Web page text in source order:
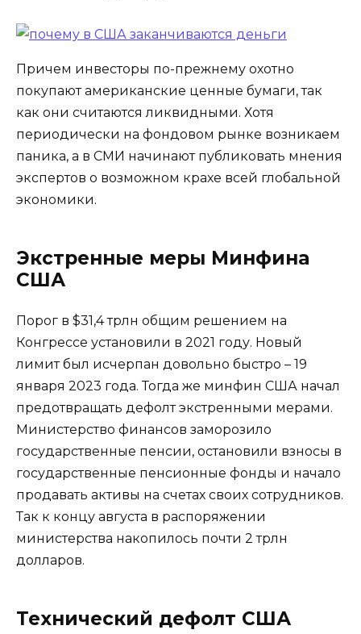
Причем инвесторы по-прежнему охотно
покупают американские ценные бумаги, так
как они считаются ликвидными. Хотя
периодически на фондовом рынке возникаем
паника, а в СМИ начинают публиковать мнения
экспертов о возможном крахе всей глобальной
экономики.
Экстренные меры Минфина
США
Порог в $31,4 трлн общим решением на
Конгрессе установили в 2021 году. Новый
лимит был исчерпан довольно быстро – 19
января 2023 года. Тогда же минфин США начал
предотвращать дефолт экстренными мерами.
Министерство финансов заморозило
государственные пенсии, остановили взносы в
государственные пенсионные фонды и начало
продавать активы на счетах своих сотрудников.
Так к концу августа в распоряжении
министерства накопилось почти 2 трлн
долларов.
Технический дефолт США